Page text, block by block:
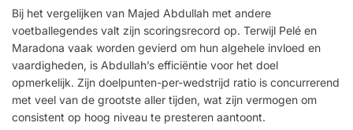
Bij het vergelijken van Majed Abdullah met andere
voetballegendes valt zijn scoringsrecord op. Terwijl Pelé en
Maradona vaak worden gevierd om hun algehele invloed en
vaardigheden, is Abdullah’s efficiëntie voor het doel
opmerkelijk. Zijn doelpunten-per-wedstrijd ratio is concurrerend
met veel van de grootste aller tijden, wat zijn vermogen om
consistent op hoog niveau te presteren aantoont.